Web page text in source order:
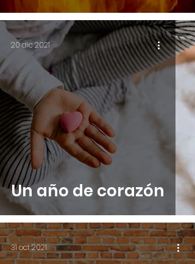
Un año de corazón
20 dic 2021
31 oct 2021